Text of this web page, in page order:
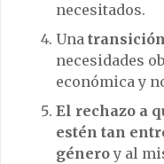
necesitados.
Una
necesidades
económica y
El rechazo a
estén tan
géneroy al